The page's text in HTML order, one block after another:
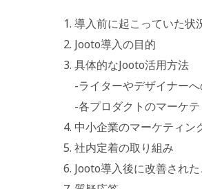
1. 導入前に起こっていた状
2. Jooto導入の目的
3. 具体的なJooto活用方法
-ライターやデザイナー
-各プロダクトのマーケ
4. 中小企業のマーケティン
5. 社内定着の取り組み
6. Jooto導入後に改善された